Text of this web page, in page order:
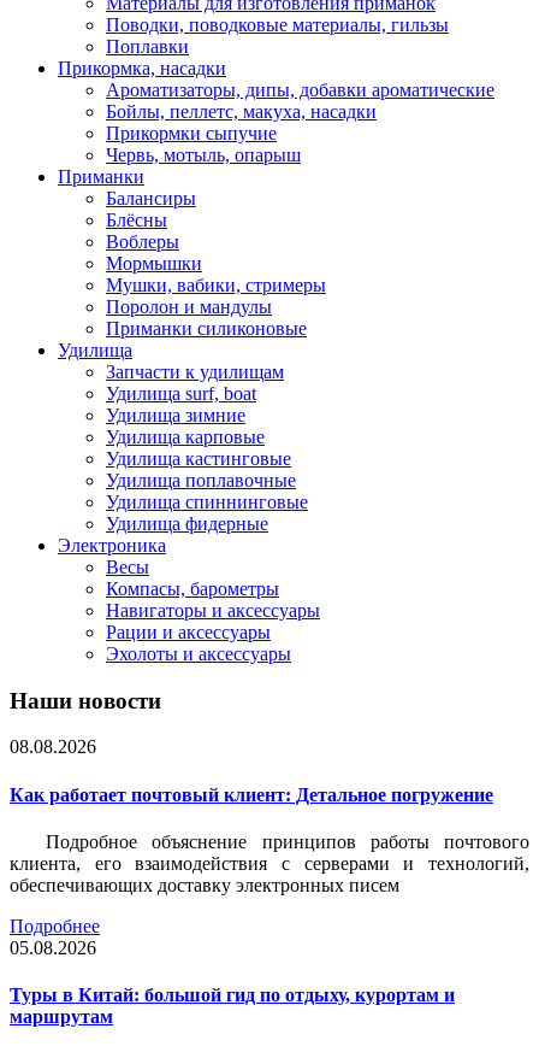
Поводки, поводковые материалы, гильзы
Поплавки
Прикормка, насадки
Ароматизаторы, дипы, добавки ароматические
Бойлы, пеллетс, макуха, насадки
Прикормки сыпучие
Червь, мотыль, опарыш
Приманки
Балансиры
Блёсны
Воблеры
Мормышки
Мушки, вабики, стримеры
Поролон и мандулы
Приманки силиконовые
Удилища
Запчасти к удилищам
Удилища surf, boat
Удилища зимние
Удилища карповые
Удилища кастинговые
Удилища поплавочные
Удилища спиннинговые
Удилища фидерные
Электроника
Весы
Компасы, барометры
Навигаторы и аксессуары
Рации и аксессуары
Эхолоты и аксессуары
Наши новости
08.08.2026
Как работает почтовый клиент: Детальное погружение
Подробное объяснение принципов работы почтового
клиента, его взаимодействия с серверами и технологий,
обеспечивающих доставку электронных писем
Подробнее
05.08.2026
Туры в Китай: большой гид по отдыху, курортам и
маршрутам